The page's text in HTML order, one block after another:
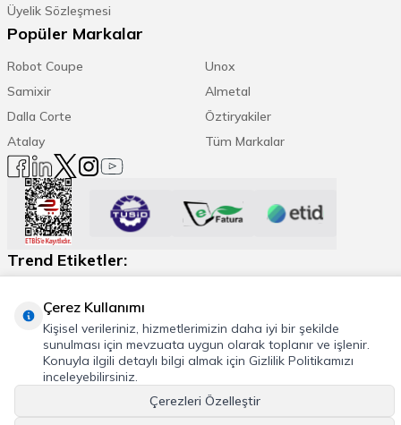
Üyelik Sözleşmesi
Popüler Markalar
Robot Coupe
Unox
Samixir
Almetal
Dalla Corte
Öztiryakiler
Atalay
Tüm Markalar
Trend Etiketler:
Espresso Makinesi
© 2026 Cafemarkt, Tüm hakları saklıdır
Çerez Kullanımı
Kişisel verileriniz, hizmetlerimizin daha iyi bir şekilde
sunulması için mevzuata uygun olarak toplanır ve işlenir.
Konuyla ilgili detaylı bilgi almak için Gizlilik Politikamızı
inceleyebilirsiniz.
Çerezleri Özelleştir